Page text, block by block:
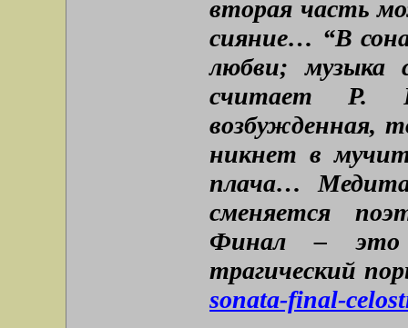
вторая часть
сияние… “В
любви; музыка
считает Р.
возбужденная,
никнет в
плача…
сменяется
Финал – это
трагический
sonata-final-